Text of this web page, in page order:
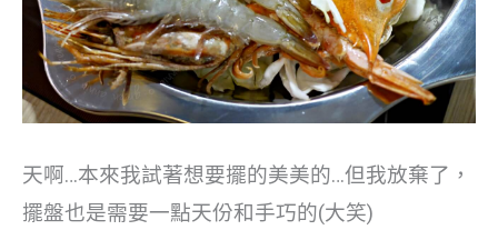
天啊…本來我試著想要擺的美美的…但我放棄了，
擺盤也是需要一點天份和手巧的(大笑)